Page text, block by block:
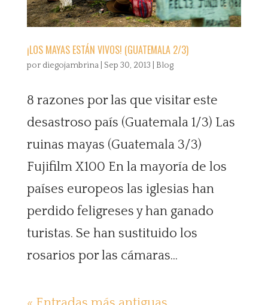
¡LOS MAYAS ESTÁN VIVOS! (GUATEMALA 2/3)
por diegojambrina| Sep 30, 2013 Blog
8 razones por las que visitar este
desastroso país (Guatemala 1/3) Las
ruinas mayas (Guatemala 3/3)
Fujifilm X100 En la mayoría de los
países europeos las iglesias han
perdido feligreses y han ganado
turistas. Se han sustituido los
rosarios por las cámaras...